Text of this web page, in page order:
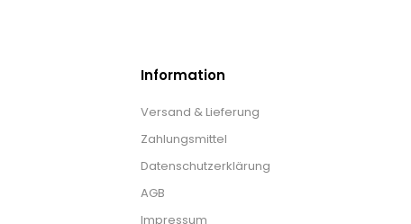
Information
Versand & Lieferung
Zahlungsmittel
Datenschutzerklärung
AGB
Impressum